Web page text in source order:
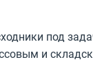
под
и